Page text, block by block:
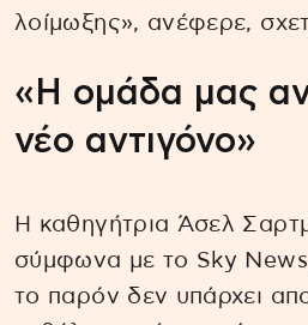
λοίμωξης», ανέφερε,
«Η ομάδα μας
νέο αντιγόνο»
Η καθηγήτρια Άσελ
σύμφωνα με το Sky
το παρόν δεν υπάρχει